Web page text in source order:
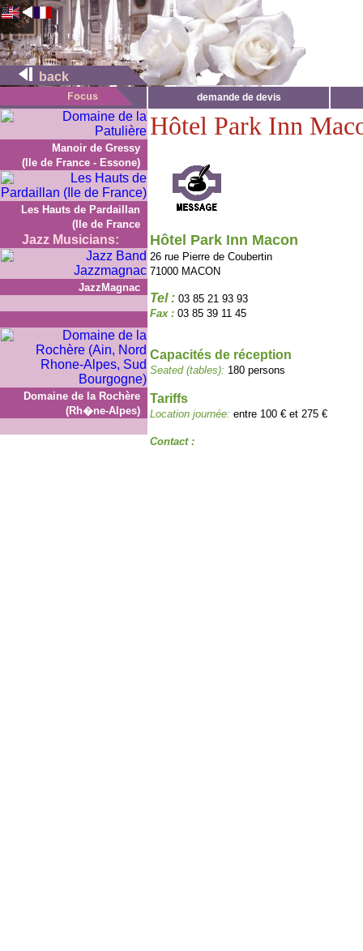
back
demande de devis
Manoir de Gressy
(Ile de France - Essone)
Les Hauts de Pardaillan
(Ile de France
Jazz Musicians:
JazzMagnac
Domaine de la Rochère
(Rh�ne-Alpes)
Hôtel Park Inn
Hôtel Park Inn Macon
26 rue Pierre de Coubertin
71000 MACON
Tel : 03 85 21 93 93
Fax : 03 85 39 11 45
Capacités de réception
Seated (tables): 180 persons
Tariffs
Location journée: entre 100 € et 275 €
Contact :